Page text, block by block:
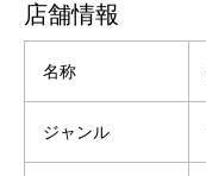
店舗情報
名称
ジャンル